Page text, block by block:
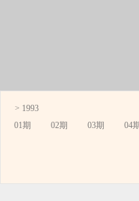
> 1993
01期
02期 03期 04期